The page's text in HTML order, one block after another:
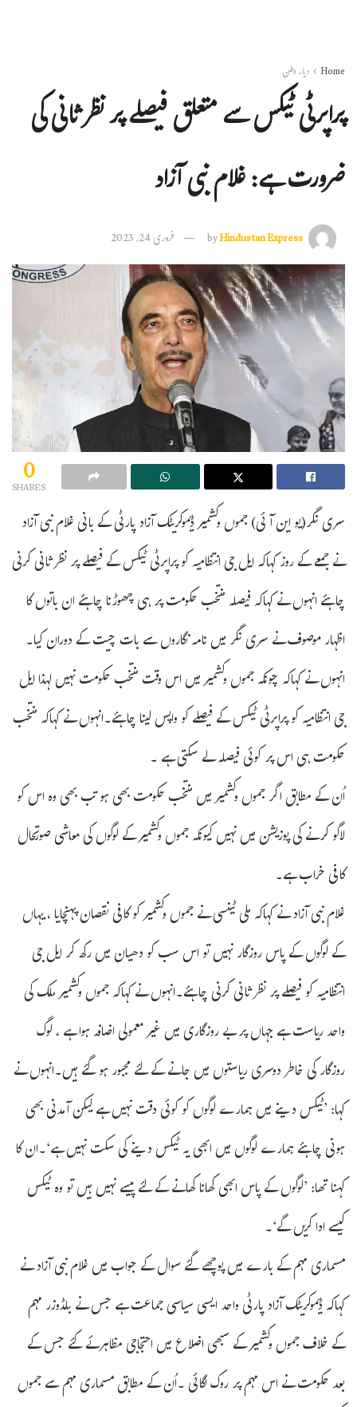
Home دیار وطن
پراپرٹی ٹیکس سے متعلق فیصلے پر نظر ثانی کی
ضرورت ہے: غلام نبی آزاد
byHindustan Express فروری 24, 2023
0
SHARES
سری نگر(یو این آئی) جموں وکشمیر ڈیموکریٹک آزاد پارٹی کے بانی غلام نبی آزاد
نے جمعے کے روز کہاکہ ایل جی انتظامیہ کو پراپرٹی ٹیکس کے فیصلے پر نظر ثانی کرنی
چاہئے انہوں نے کہاکہ فیصلہ منتخب حکومت پر ہی چھوڑنا چاہئے ان باتوں کا
اظہار موصوف نے سری نگر میں نامہ نگاروں سے بات چیت کے دوران کیا۔
انہوں نے کہاکہ چونکہ جموں وکشمیر میں اس وقت منتخب حکومت نہیں لہذا ایل
جی انتظامیہ کو پراپرٹی ٹیکس کے فیصلے کو واپس لینا چاہئے۔انہوں نے کہاکہ منتخب
حکومت ہی اس پر کوئی فیصلہ لے سکتی ہے ۔
اُن کے مطابق اگر جموں وکشمیر میں منتخب حکومت بھی ہو تب بھی وہ اس کو
لاگو کرنے کی پوزیشن میں نہیں کیونکہ جموں وکشمیر کے لوگوں کی معاشی صورتحال
کافی خراب ہے۔
غلام نبی آزاد نے کہاکہ ملی ٹینسی نے جموں وکشمیر کو کافی نقصان پہنچایا ، یہاں
کے لوگوں کے پاس روزگار نہیں تو اس سب کو دھیان میں رکھ کر ایل جی
انتظامیہ کو فیصلے پر نظر ثانی کرنی چاہئے۔انہوں نے کہاکہ جموں وکشمیر ملک کی
واحد ریاست ہے جہاں پر بے روزگاری میں غیر معمولی اضافہ ہوا ہے ، لوگ
روزگار کی خاطر دوسری ریاستوں میں جانے کے لئے مجبور ہو گئے ہیں۔انہوں نے
کہا: ’ٹیکس دینے میں ہمارے لوگوں کو کوئی دقت نہیں ہے لیکن آمدنی بھی
ہونی چاہئے ہمارے لوگوں میں ابھی یہ ٹیکس دینے کی سکت نہیں ہے‘۔ان کا
کہنا تھا: ’لوگوں کے پاس ابھی کھانا کھانے کے لئے پیسے نہیں ہیں تو وہ ٹیکس
کیسے ادا کریں گے‘۔
مسماری مہم کے بارے میں پوچھے گئے سوال کے جواب میں غلام نبی آزاد نے
کہاکہ ڈیموکریٹک آزاد پارٹی واحد ایسی سیاسی جماعت ہے جس نے بلڈوزر مہم
کے خلاف جموں وکشمیر کے سبھی اضلاع میں احتجاجی مظاہرئے کئے جس کے
بعد حکومت نے اس مہم پر روک لگائی ۔اُن کے مطابق مسماری مہم سے جموں